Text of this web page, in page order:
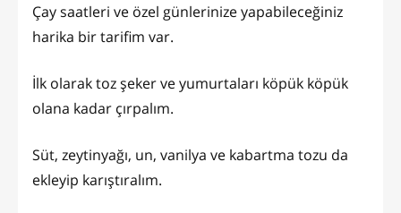
Çay saatleri ve özel günlerinize yapabileceğiniz
harika bir tarifim var.
İlk olarak toz şeker ve yumurtaları köpük köpük
olana kadar çırpalım.
Süt, zeytinyağı, un, vanilya ve kabartma tozu da
ekleyip karıştıralım.